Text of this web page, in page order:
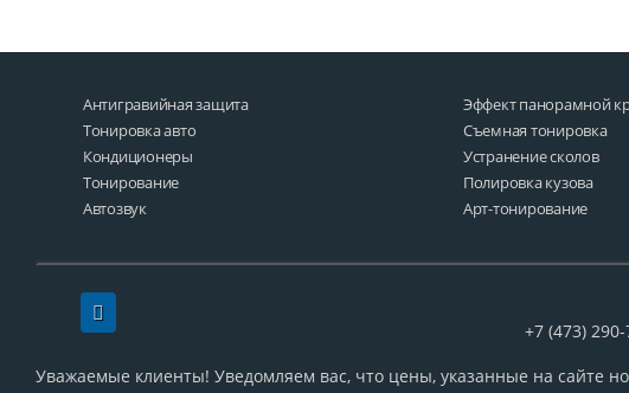
Антигравийная защита
Тонировка авто
Кондиционеры
Тонирование
Автозвук
Эффект панорамной
Съемная тонировка
Устранение сколов
Полировка кузова
Арт-тонирование
+7 (473)
Уважаемые клиенты! Уведомляем вас, что цены, указанные на сайте